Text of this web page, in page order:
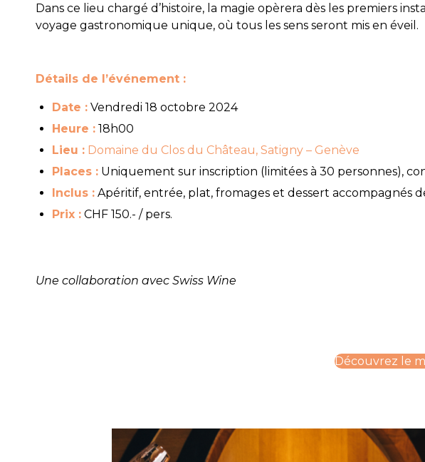
Dans ce lieu chargé d’histoire, la magie opèrera dès les premiers
voyage gastronomique unique, où tous les sens seront mis en éveil.
Détails de l’événement :
Date : Vendredi 18 octobre 2024
Heure : 18h00
Lieu : Domaine du Clos du Château, Satigny – Genève
Places : Uniquement sur inscription (limitées à 30 personnes),
Inclus : Apéritif, entrée, plat, fromages et dessert accompagnés
Prix : CHF 150.- / pers.
Une collaboration avec Swiss Wine
Découvrez le